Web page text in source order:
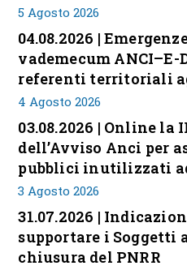
5 Agosto 2026
04.08.2026 |
vademecum
referenti territoriali
4 Agosto 2026
03.08.2026 | Online la
dell’Avviso Anci per
pubblici inutilizzati
3 Agosto 2026
31.07.2026 |
supportare i Soggetti
chiusura del PNRR